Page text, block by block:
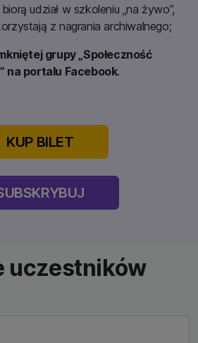
udział w szkoleniu „na żywo”,
z nagrania archiwalnego;
grupy „Społeczność
na portalu Facebook.
KUP BILET
uczestników